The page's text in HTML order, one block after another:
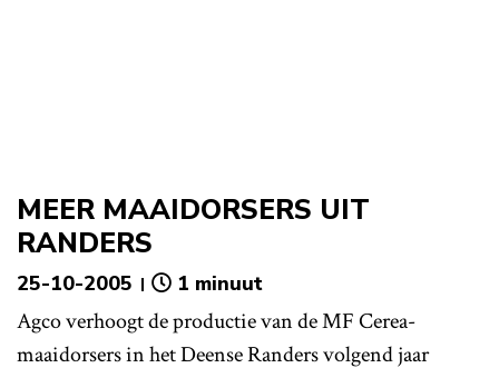
MEER MAAIDORSERS UIT
RANDERS
25-10-2005 1 minuut
Agco verhoogt de productie van de MF Cerea-
maaidorsers in het Deense Randers volgend jaar